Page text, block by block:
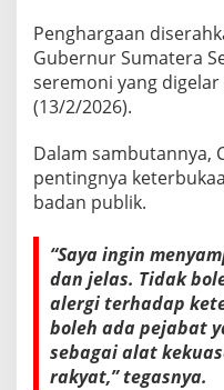
Penghargaan
Gubernur Sumatera
seremoni yang digelar
(13/2/2026).
Dalam sambutannya,
pentingnya
badan publik.
“Saya ingin
dan jelas. Tidak
alergi terhadap
boleh ada pejabat
sebagai alat
rakyat,” tegasnya.